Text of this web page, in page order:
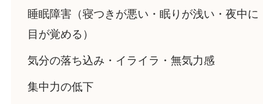
睡眠障害（寝つきが悪い・眠りが浅い・夜中に
目が覚める）
気分の落ち込み・イライラ・無気力感
集中力の低下